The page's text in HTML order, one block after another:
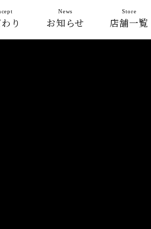
り お知らせ
News
店舗一覧
Store